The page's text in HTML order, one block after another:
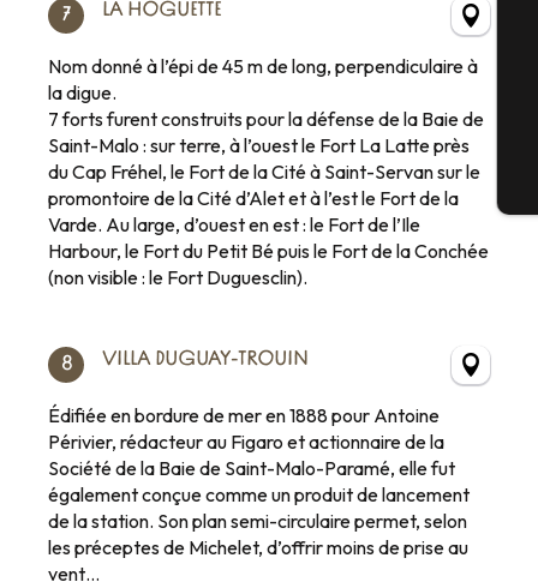
7 LA HOGUETTE
Nom donné à l’épi de 45 m de long, perpendiculaire à
la digue.
7 forts furent construits pour la défense de la Baie de
Saint-Malo : sur terre, à l’ouest le Fort La Latte près
du Cap Fréhel, le Fort de la Cité à Saint-Servan sur le
promontoire de la Cité d’Alet et à l’est le Fort de la
Varde. Au large, d’ouest en est : le Fort de l’Ile
Harbour, le Fort du Petit Bé puis le Fort de la Conchée
(non visible : le Fort Duguesclin).
8 VILLA DUGUAY-TROUIN
Édifiée en bordure de mer en 1888 pour Antoine
Périvier, rédacteur au Figaro et actionnaire de la
Société de la Baie de Saint-Malo-Paramé, elle fut
également conçue comme un produit de lancement
de la station. Son plan semi-circulaire permet, selon
les préceptes de Michelet, d’offrir moins de prise au
vent…